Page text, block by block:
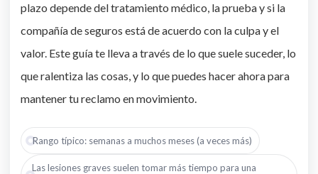
plazo depende del tratamiento médico, la prueba y si la
compañía de seguros está de acuerdo con la culpa y el
valor. Este guía te lleva a través de lo que suele suceder, lo
que ralentiza las cosas, y lo que puedes hacer ahora para
mantener tu reclamo en movimiento.
Rango típico: semanas a muchos meses (a veces más)
Las lesiones graves suelen tomar más tiempo para una